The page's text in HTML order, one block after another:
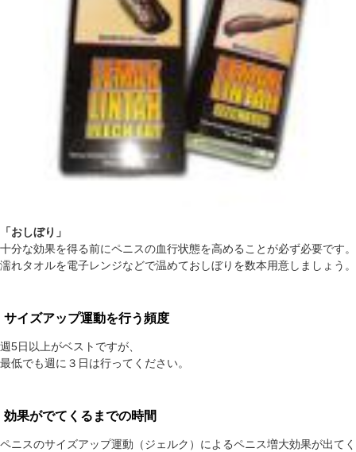
「おしぼり」
十分な効果を得る前にペニスの血行状態を高めることが必ず必要です。
濡れタオルを電子レンジなどで温めておしぼりを数本用意しましょう。
サイズアップ運動を行う頻度
週5日以上がベストですが、
最低でも週に３日は行ってください。
効果がでてくるまでの時間
ペニスのサイズアップ運動（ジェルク）によるペニス増大効果が出てく